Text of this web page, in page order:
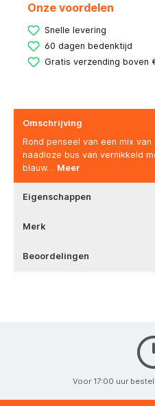
Onze voordelen
Snelle levering
60 dagen bedenktijd
Gratis verzending boven
Omschrijving
Rond penseel van een mix
naadloze bus van vernikkeld
blauw… Meer
Eigenschappen
Merk
Beoordelingen
Voor 17:00 uur